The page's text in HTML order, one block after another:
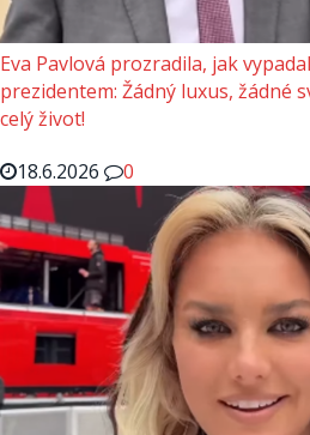
Eva Pavlová prozradila, jak
prezidentem: Žádný luxus, žádné
celý život!
18.6.2026
0